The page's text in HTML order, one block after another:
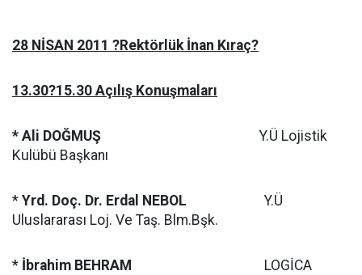
28 NİSAN 2011 ?Rektörlük İnan Kıraç?
13.30?15.30 Açılış Konuşmaları
* Ali DOĞMUŞ Y.Ü Lojistik
Kulübü Başkanı
* Yrd. Doç. Dr. Erdal NEBOL
Y.Ü
Uluslararası Loj. Ve Taş. Blm.Bşk.
* İbrahim BEHRAM LOGİCA